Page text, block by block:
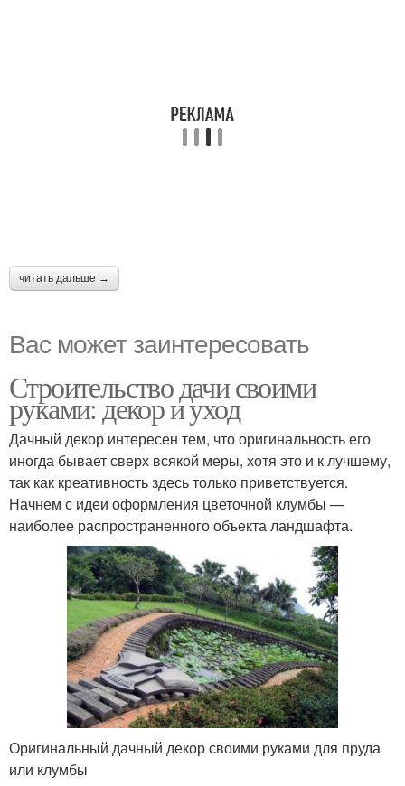
читать дальше →
Вас может заинтересовать
Строительство дачи своими
руками: декор и уход
Дачный декор интересен тем, что оригинальность его
иногда бывает сверх всякой меры, хотя это и к лучшему,
так как креативность здесь только приветствуется.
Начнем с идеи оформления цветочной клумбы —
наиболее распространенного объекта ландшафта.
Оригинальный дачный декор своими руками для пруда
или клумбы